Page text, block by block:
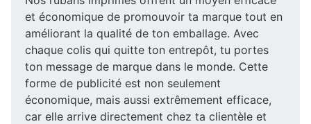
et économique de promouvoir ta marque tout en
améliorant la qualité de ton emballage. Avec
chaque colis qui quitte ton entrepôt, tu portes
ton message de marque dans le monde. Cette
forme de publicité est non seulement
économique, mais aussi extrêmement efficace,
car elle arrive directement chez ta clientèle et